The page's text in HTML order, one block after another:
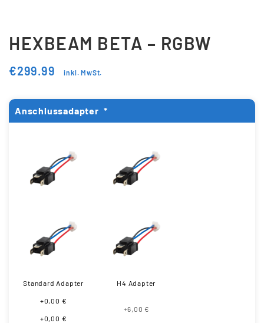
HEXBEAM BETA – RGBW
€299.99 inkl. MwSt.
Anschlussadapter *
Standard Adapter
+0,00 €
+0,00 €
H4 Adapter
+6,00 €